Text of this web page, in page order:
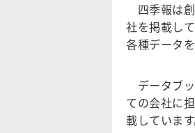
四季報は
社を掲載し
各種データ
データブ
ての会社に
載しています